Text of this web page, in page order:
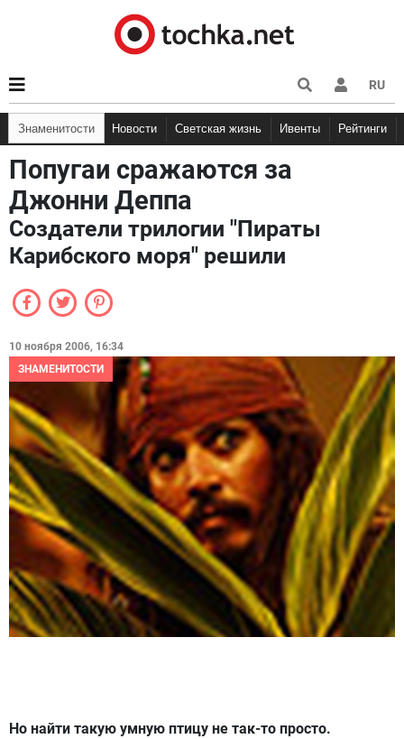
RU
Знаменитости Новости Светская жизнь Ивенты Рейтинги
Попугаи сражаются за
Джонни Деппа
Создатели трилогии "Пираты
Карибского моря" решили
10 ноября 2006, 16:34
ЗНАМЕНИТОСТИ
Но найти такую умную птицу не так-то просто.